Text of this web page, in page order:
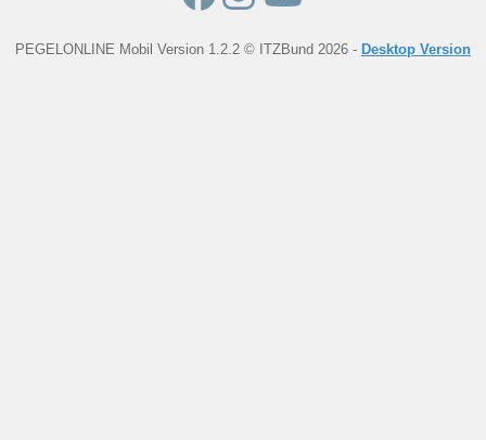
PEGELONLINE Mobil Version 1.2.2 © ITZBund 2026 - Desktop Version